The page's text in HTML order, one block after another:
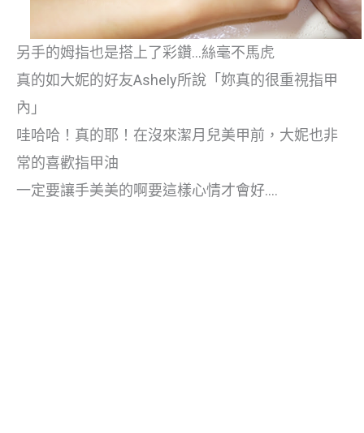
另手的姆指也是搭上了彩鑽…絲毫不馬虎
真的如大妮的好友Ashely所說「妳真的很重視指甲
內」
哇哈哈！真的耶！在沒來潔月兒美甲前，大妮也非
常的喜歡指甲油
一定要讓手美美的啊要這樣心情才會好….